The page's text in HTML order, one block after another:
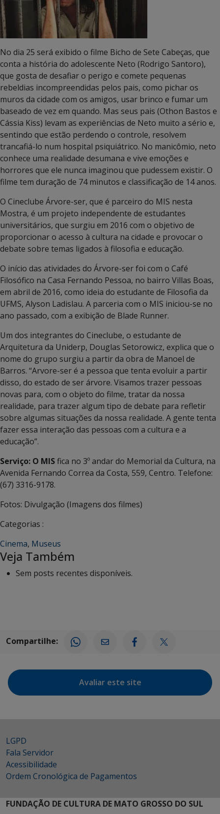
No dia 25 será exibido o filme Bicho de Sete Cabeças, que
conta a história do adolescente Neto (Rodrigo Santoro),
que gosta de desafiar o perigo e comete pequenas
rebeldias incompreendidas pelos pais, como pichar os
muros da cidade com os amigos, usar brinco e fumar um
baseado de vez em quando. Mas seus pais (Othon Bastos e
Cássia Kiss) levam as experiências de Neto muito a sério e,
sentindo que estão perdendo o controle, resolvem
trancafiá-lo num hospital psiquiátrico. No manicômio, neto
conhece uma realidade desumana e vive emoções e
horrores que ele nunca imaginou que pudessem existir. O
filme tem duração de 74 minutos e classificação de 14 anos.
O Cineclube Árvore-ser, que é parceiro do MIS nesta
Mostra, é um projeto independente de estudantes
universitários, que surgiu em 2016 com o objetivo de
proporcionar o acesso à cultura na cidade e provocar o
debate sobre temas ligados à filosofia e educação.
O início das atividades do Árvore-ser foi com o Café
Filosófico na Casa Fernando Pessoa, no bairro Villas Boas,
em abril de 2016, como ideia do estudante de Filosofia da
UFMS, Alyson Ladislau. A parceria com o MIS iniciou-se no
ano passado, com a exibição de Blade Runner.
Um dos integrantes do Cineclube, o estudante de
Arquitetura da Uniderp, Douglas Setorowicz, explica que o
nome do grupo surgiu a partir da obra de Manoel de
Barros. “Arvore-ser é a pessoa que tenta evoluir a partir
disso, do estado de ser árvore. Visamos trazer pessoas
novas para, com o objeto do filme, tratar da nossa
realidade, para trazer algum tipo de debate para refletir
sobre algumas situações da nossa realidade. A gente tenta
fazer essa interação das pessoas com a cultura e a
educação”.
Serviço: O MISfica no 3º andar do Memorial da Cultura, na
Avenida Fernando Correa da Costa, 559, Centro. Telefone:
(67) 3316-9178.
Fotos: Divulgação (Imagens dos filmes)
Categorias :
Cinema, Museus
Veja Também
Sem posts recentes disponíveis.
Compartilhe:
Avaliar este site
LGPD
Fala Servidor
Acessibilidade
Ordem Cronológica de Pagamentos
FUNDAÇÃO DE CULTURA DE MATO GROSSO DO SUL